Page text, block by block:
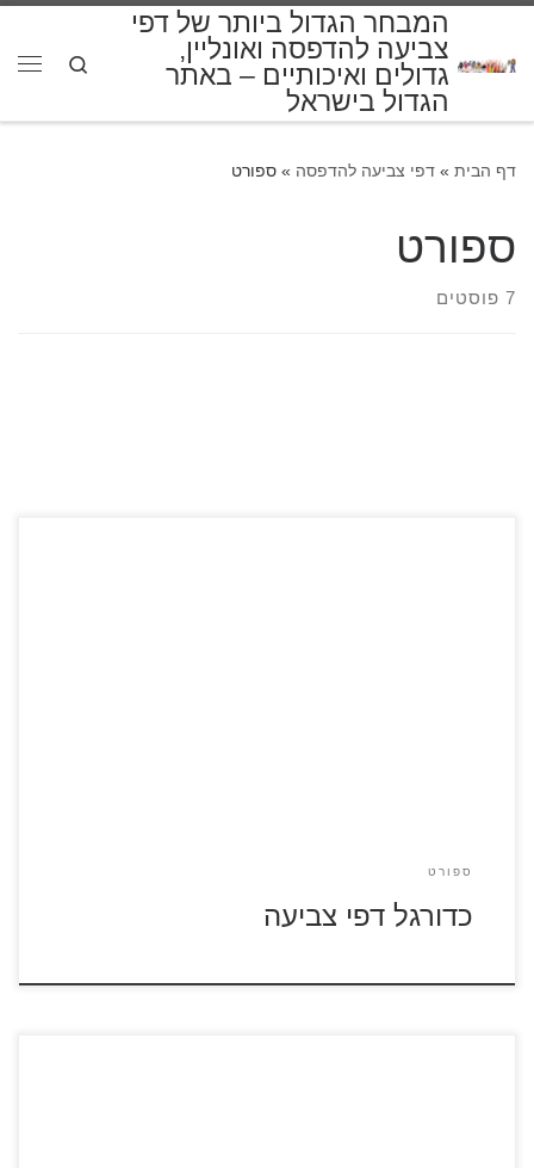
המבחר הגדול ביותר של דפי
צביעה להדפסה ואונליין,
גדולים ואיכותיים – באתר
הגדול בישראל
Search
דף הבית » דפי צביעה להדפסה » ספורט
ספורט
7 פוסטים
ספורט
כדורגל דפי צביעה